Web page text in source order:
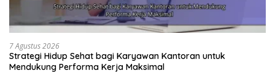
7 Agustus 2026
Strategi Hidup Sehat bagi Karyawan Kantoran untuk
Mendukung Performa Kerja Maksimal